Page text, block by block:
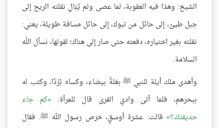
الشيخ: وهذا فيه العقوبة، لما عصى ولم يُبَالِ نقلته الريح إلى
جبل طيئ، إلى حائل من تبوك، إلى حائل مسافة طويلة، يعني:
نقلته بغير اختياره، دفعته حتى صار إلى هناك؛ لقوتها، نسأل الله
السلامة.
وأهدى ملك أيلة للنبي ﷺ بغلةً بيضاء، وكساه بُرْدًا، وكتب له
ببحرهم، فلما أتى وادي القرى قال للمرأة:
كم جاء
حديقتك؟ قالت: عشرة أوسقٍ، خرص رسول الله ﷺ. فقال